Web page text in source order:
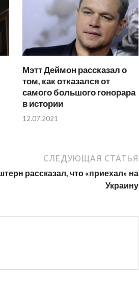
Мэтт Деймон рассказал о
том, как отказался от
самого большого гонорара
в истории
12.07.2021
СЛЕДУЮЩАЯ СТАТЬЯ
рассказал, что «приехал» на
Украину